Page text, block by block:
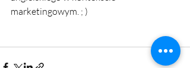
marketingowym. ; )